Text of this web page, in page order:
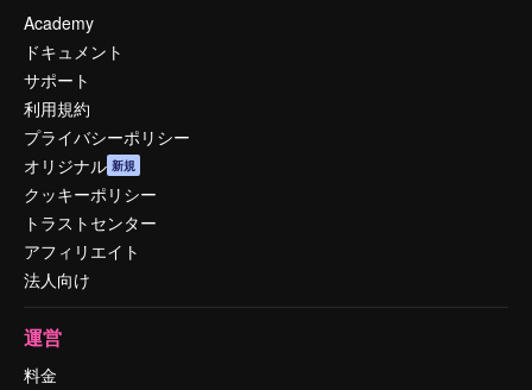
Academy
ドキュメント
サポート
利用規約
プライバシーポリシー
オリジナル 新規
クッキーポリシー
トラストセンター
アフィリエイト
法人向け
運営
料金